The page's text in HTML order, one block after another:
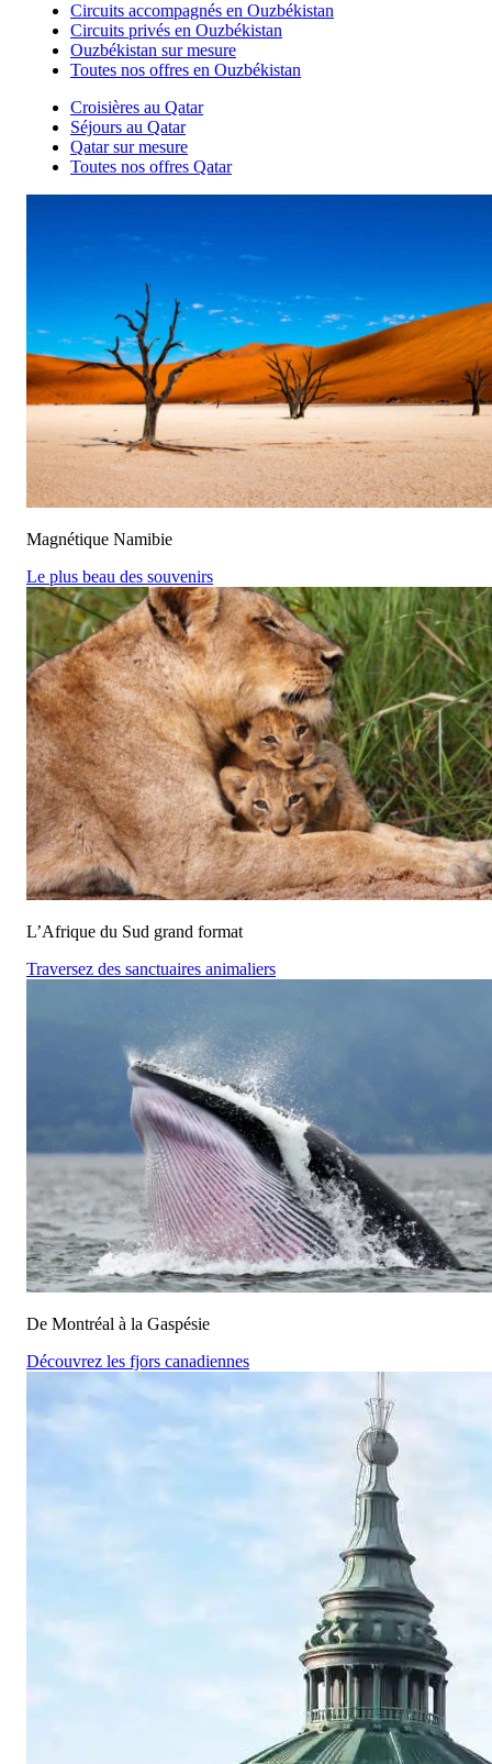
Circuits accompagnés en Ouzbékistan
Circuits privés en Ouzbékistan
Ouzbékistan sur mesure
Toutes nos offres en Ouzbékistan
Croisières au Qatar
Séjours au Qatar
Qatar sur mesure
Toutes nos offres Qatar
Magnétique Namibie
Le plus beau des souvenirs
L’Afrique du Sud grand format
Traversez des sanctuaires animaliers
De Montréal à la Gaspésie
Découvrez les fjors canadiennes